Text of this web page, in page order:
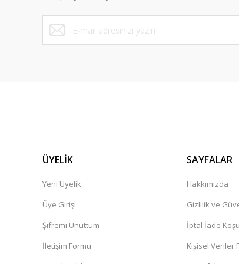
ÜYELİK
Yeni Üyelik
Üye Girişi
Şifremi Unuttum
İletişim Formu
SAYFALAR
Hakkımızda
Gizlilik ve
İptal İade
Kişisel Veriler